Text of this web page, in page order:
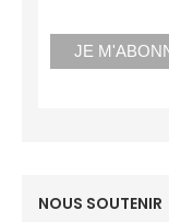
NOUS SOUTENIR